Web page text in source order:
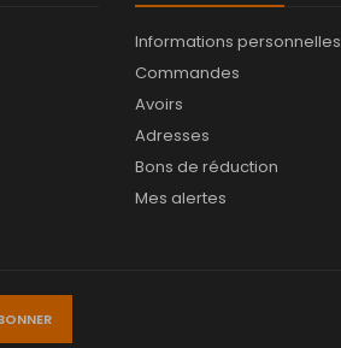
Informations personnelles
Commandes
Avoirs
Adresses
Bons de réduction
Mes alertes